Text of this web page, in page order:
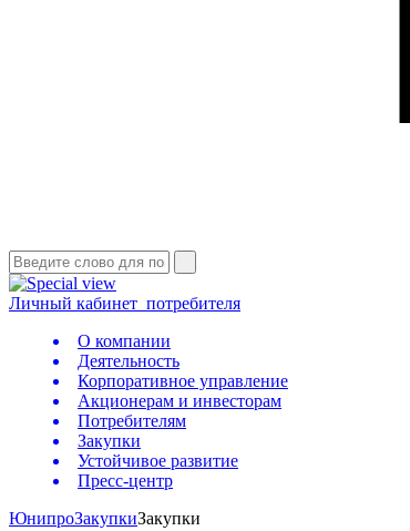
Личный кабинет потребителя
О компании
Деятельность
Корпоративное управление
Акционерам и инвесторам
Потребителям
Закупки
Устойчивое развитие
Пресс-центр
ЮнипроЗакупкиЗакупки